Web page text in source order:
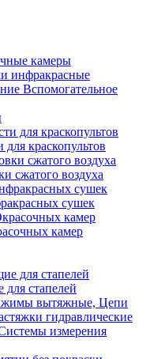
камеры
инфракрасные
Вспомогательное
краскопультов
сжатого воздуха
сушек
камер
стапелей
вытяжные, Цепи
гидравлические
измерения